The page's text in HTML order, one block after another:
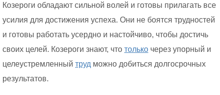
Козероги обладают сильной волей и готовы прилагать все
усилия для достижения успеха. Они не боятся трудностей
и готовы работать усердно и настойчиво, чтобы достичь
своих целей. Козероги знают, что только через упорный и
целеустремленный труд можно добиться долгосрочных
результатов.